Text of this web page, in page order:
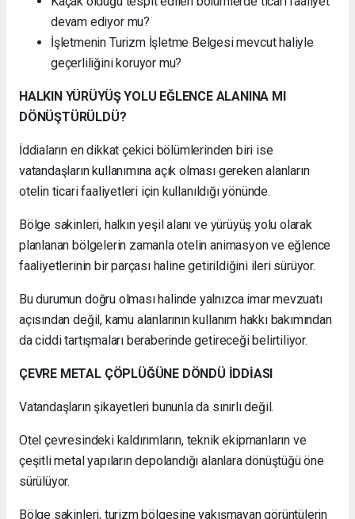
devam ediyor mu?
İşletmenin Turizm İşletme Belgesi mevcut haliyle
geçerliliğini koruyor mu?
HALKIN YÜRÜYÜŞ YOLU EĞLENCE ALANINA MI
DÖNÜŞTÜRÜLDÜ?
İddiaların en dikkat çekici bölümlerinden biri ise
vatandaşların kullanımına açık olması gereken alanların
otelin ticari faaliyetleri için kullanıldığı yönünde.
Bölge sakinleri, halkın yeşil alanı ve yürüyüş yolu olarak
planlanan bölgelerin zamanla otelin animasyon ve eğlence
faaliyetlerinin bir parçası haline getirildiğini ileri sürüyor.
Bu durumun doğru olması halinde yalnızca imar mevzuatı
açısından değil, kamu alanlarının kullanım hakkı bakımından
da ciddi tartışmaları beraberinde getireceği belirtiliyor.
ÇEVRE METAL ÇÖPLÜĞÜNE DÖNDÜ İDDİASI
Vatandaşların şikayetleri bununla da sınırlı değil.
Otel çevresindeki kaldırımların, teknik ekipmanların ve
çeşitli metal yapıların depolandığı alanlara dönüştüğü öne
sürülüyor.
Bölge sakinleri, turizm bölgesine yakışmayan görüntülerin